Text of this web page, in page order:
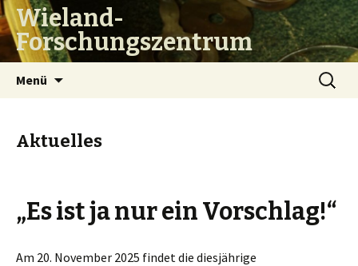
Wieland-
Forschungszentrum
Menü
Suchen
nach:
Aktuelles
„Es ist ja nur ein Vorschlag!“
Am 20. November 2025 findet die diesjährige